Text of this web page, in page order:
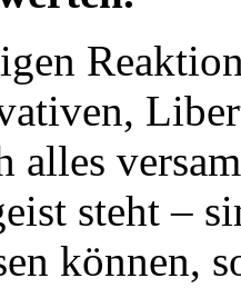
alles
steht –
können,